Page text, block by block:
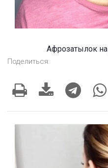
Афрозатылок
Поделиться: